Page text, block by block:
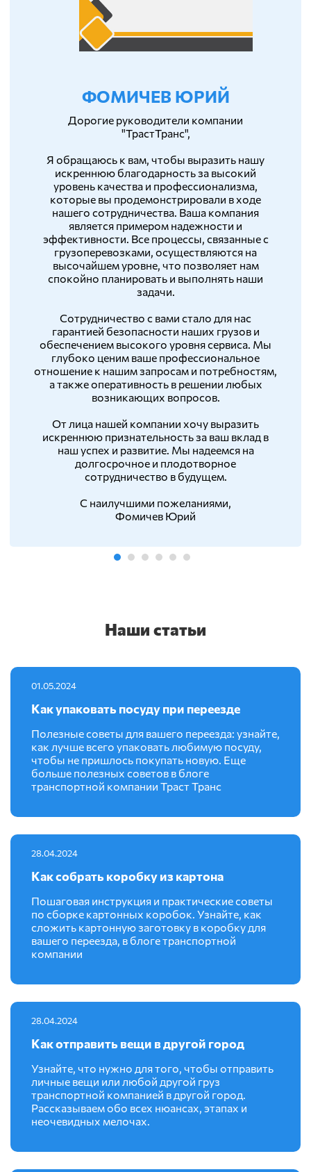
ФОМИЧЕВ ЮРИЙ
Дорогие руководители компании
"ТрастТранс",
Я обращаюсь к вам, чтобы выразить нашу
искреннюю благодарность за высокий
уровень качества и профессионализма,
которые вы продемонстрировали в ходе
нашего сотрудничества. Ваша компания
является примером надежности и
эффективности. Все процессы, связанные с
грузоперевозками, осуществляются на
высочайшем уровне, что позволяет нам
спокойно планировать и выполнять наши
задачи.
Сотрудничество с вами стало для нас
гарантией безопасности наших грузов и
обеспечением высокого уровня сервиса. Мы
глубоко ценим ваше профессиональное
отношение к нашим запросам и потребностям,
а также оперативность в решении любых
возникающих вопросов.
От лица нашей компании хочу выразить
искреннюю признательность за ваш вклад в
наш успех и развитие. Мы надеемся на
долгосрочное и плодотворное
сотрудничество в будущем.
С наилучшими пожеланиями,
Фомичев Юрий
Наши статьи
01.05.2024
Как упаковать посуду при переезде
Полезные советы для вашего переезда: узнайте,
как лучше всего упаковать любимую посуду,
чтобы не пришлось покупать новую. Еще
больше полезных советов в блоге
транспортной компании Траст Транс
28.04.2024
Как собрать коробку из картона
Пошаговая инструкция и практические советы
по сборке картонных коробок. Узнайте, как
сложить картонную заготовку в коробку для
вашего переезда, в блоге транспортной
компании
28.04.2024
Как отправить вещи в другой город
Узнайте, что нужно для того, чтобы отправить
личные вещи или любой другой груз
транспортной компанией в другой город.
Рассказываем обо всех нюансах, этапах и
неочевидных мелочах.